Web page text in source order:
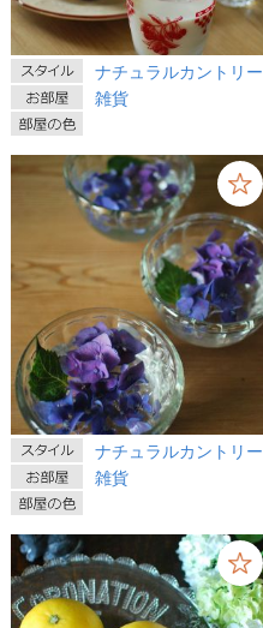
ナチュラルカントリー
雑貨
ナチュラルカントリー
雑貨